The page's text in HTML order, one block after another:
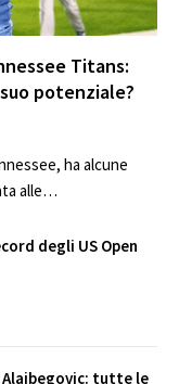
Titans:
potenziale?
ha alcune
alle…
degli US Open
tutte le